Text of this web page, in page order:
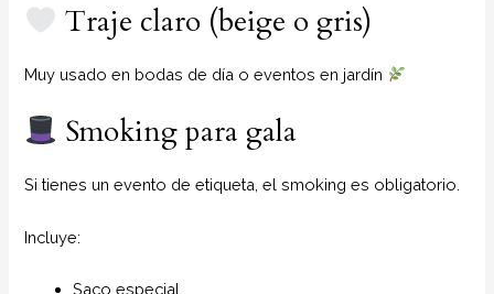
Traje claro (beige o gris)
Muy usado en bodas de día o eventos en jardín
Smoking para gala
Si tienes un evento de etiqueta, el smoking es obligatorio.
Incluye:
Saco especial